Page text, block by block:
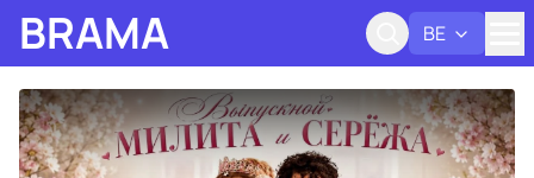
BRAMA BE